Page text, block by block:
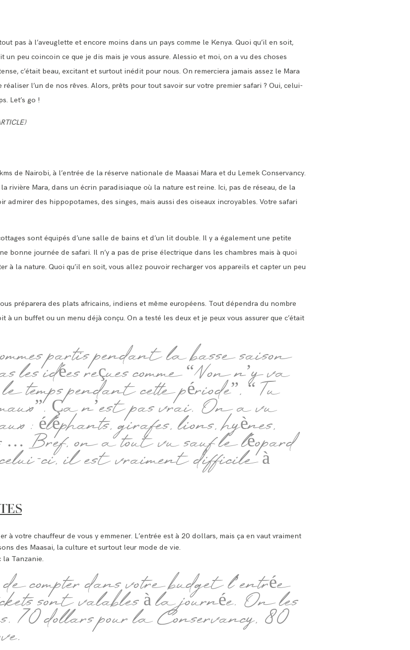
pas à l’aveuglette et encore moins dans un pays comme le Kenya. Quoi qu’il en soit,
un peu coincoin ce que je dis mais je vous assure. Alessio et moi, on a vu des choses
c’était beau, excitant et surtout inédit pour nous. On remerciera jamais assez le Mara
l’un de nos rêves. Alors, prêts pour tout savoir sur votre premier safari ? Oui, celui-
Let’s go !
de Nairobi, à l’entrée de la réserve nationale de Maasai Mara et du Lemek Conservancy.
rivière Mara, dans un écrin paradisiaque où la nature est reine. Ici, pas de réseau, de la
admirer des hippopotames, des singes, mais aussi des oiseaux incroyables. Votre safari
sont équipés d’une salle de bains et d’un lit double. Il y a également une petite
bonne journée de safari. Il n’y a pas de prise électrique dans les chambres mais à quoi
à la nature. Quoi qu’il en soit, vous allez pouvoir recharger vos appareils et capter un peu
préparera des plats africains, indiens et même européens. Tout dépendra du nombre
un buffet ou un menu déjà conçu. On a testé les deux et je peux vous assurer que c’était
partis pendant la basse saison
les idées reçues comme “Non n’y va
temps pendant cette période”, “Tu
Ça n’est pas vrai. On a vu
: éléphants, girafes, lions, hyènes,
… Bref, on a tout vu sauf le léopard
ci, il est vraiment difficile à
à votre chauffeur de vous y emmener. L’entrée est à 20 dollars, mais ça en vaut vraiment
des Maasai, la culture et surtout leur mode de vie.
la Tanzanie.
compter dans votre budget l’entrée
sont valables à la journée. On les
70 dollars pour la Conservancy, 80